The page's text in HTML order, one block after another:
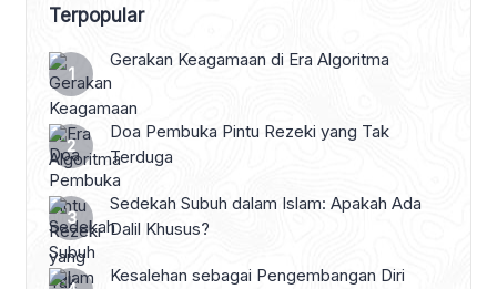
Terpopular
Gerakan Keagamaan di Era Algoritma
Doa Pembuka Pintu Rezeki yang Tak
Terduga
Sedekah Subuh dalam Islam: Apakah Ada
Dalil Khusus?
Kesalehan sebagai Pengembangan Diri